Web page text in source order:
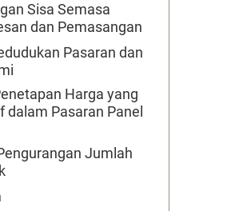
Sisa Semasa
dan Pemasangan
Pasaran dan
Harga yang
dalam Pasaran Panel
Jumlah